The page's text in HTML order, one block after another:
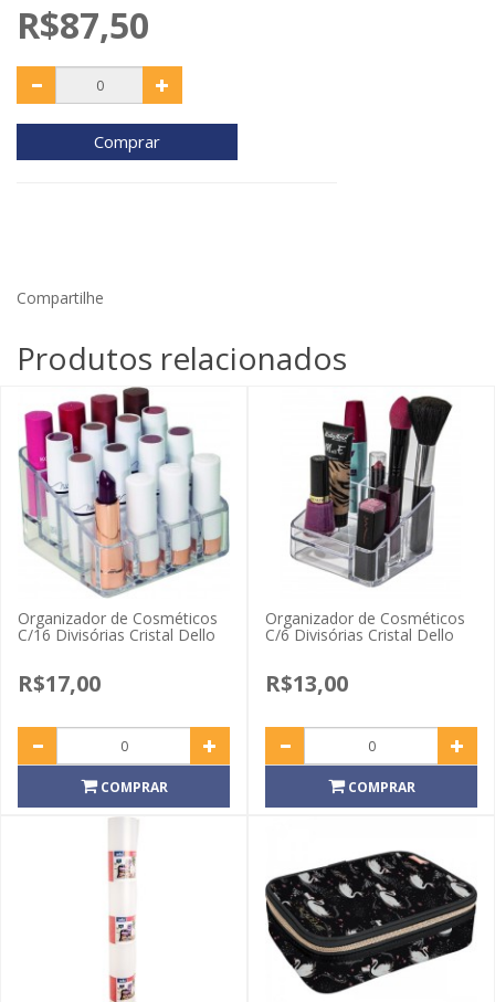
R$87,50
Comprar
Compartilhe
Produtos relacionados
Organizador de Cosméticos
C/16 Divisórias Cristal Dello
R$17,00
COMPRAR
Organizador de Cosméticos
C/6 Divisórias Cristal Dello
R$13,00
COMPRAR